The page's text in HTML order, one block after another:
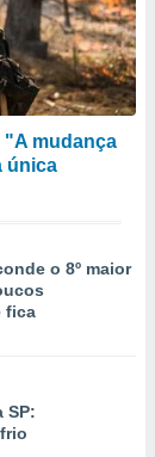
"A mudança
única
o 8º maior
fica
SP: